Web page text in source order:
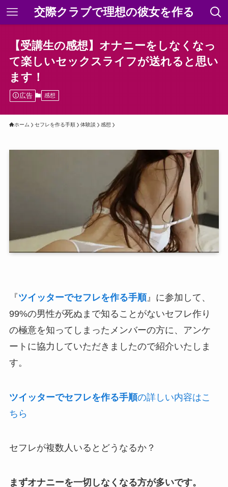
交際クラブで理想の彼女を作る
【受講生の感想】オナニーをしなくなっ
て楽しいセックスライフが送れると思い
ます！
広告 感想
ホーム セフレを作る手順 体験談 感想
『ツイッターでセフレを作る手順』に参加して、
99%の男性が死ぬまで知ることがないセフレ作り
の極意を知ってしまったメンバーの方に、アンケ
ートに協力していただきましたので紹介いたしま
す。
ツイッターでセフレを作る手順の詳しい内容はこ
ちら
セフレが複数人いるとどうなるか？
まずオナニーを一切しなくなる方が多いです。